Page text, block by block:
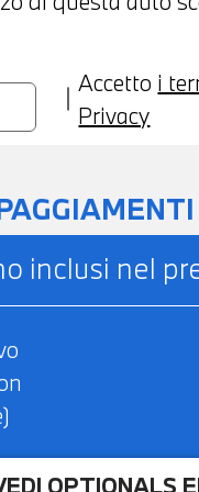
Accetto i
Privacy
inclusi nel
OPTIONALS